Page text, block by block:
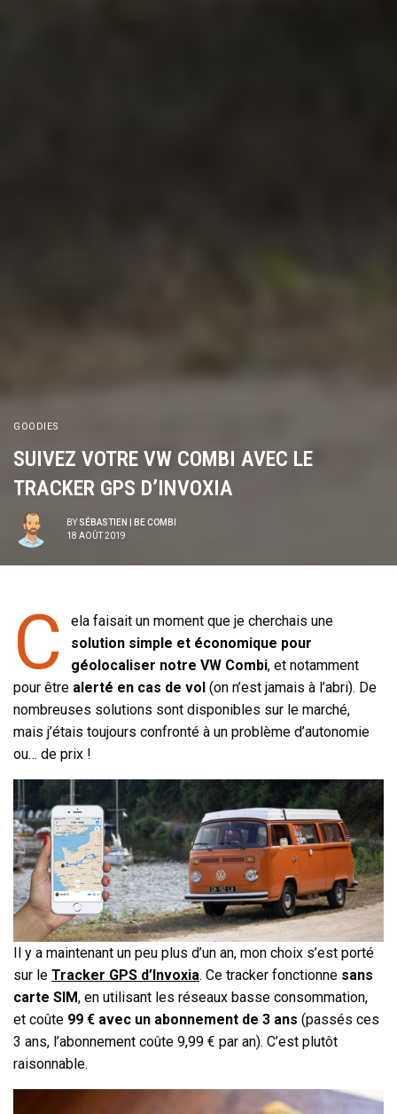
GOODIES
SUIVEZ VOTRE VW COMBI AVEC LE
TRACKER GPS D’INVOXIA
BY SÉBASTIEN | BE COMBI
18 AOÛT 2019
C
ela faisait un moment que je cherchais une
solution simple et économique pour
géolocaliser notre VW Combi, et notamment
pour être alerté en cas de vol (on n’est jamais à l’abri). De
nombreuses solutions sont disponibles sur le marché,
mais j’étais toujours confronté à un problème d’autonomie
ou… de prix !
Il y a maintenant un peu plus d’un an, mon choix s’est porté
sur leTracker GPS d’Invoxia. Ce tracker fonctionne sans
carte SIM, en utilisant les réseaux basse consommation,
et coûte 99 € avec un abonnement de 3 ans (passés ces
3 ans, l’abonnement coûte 9,99 € par an). C’est plutôt
raisonnable.